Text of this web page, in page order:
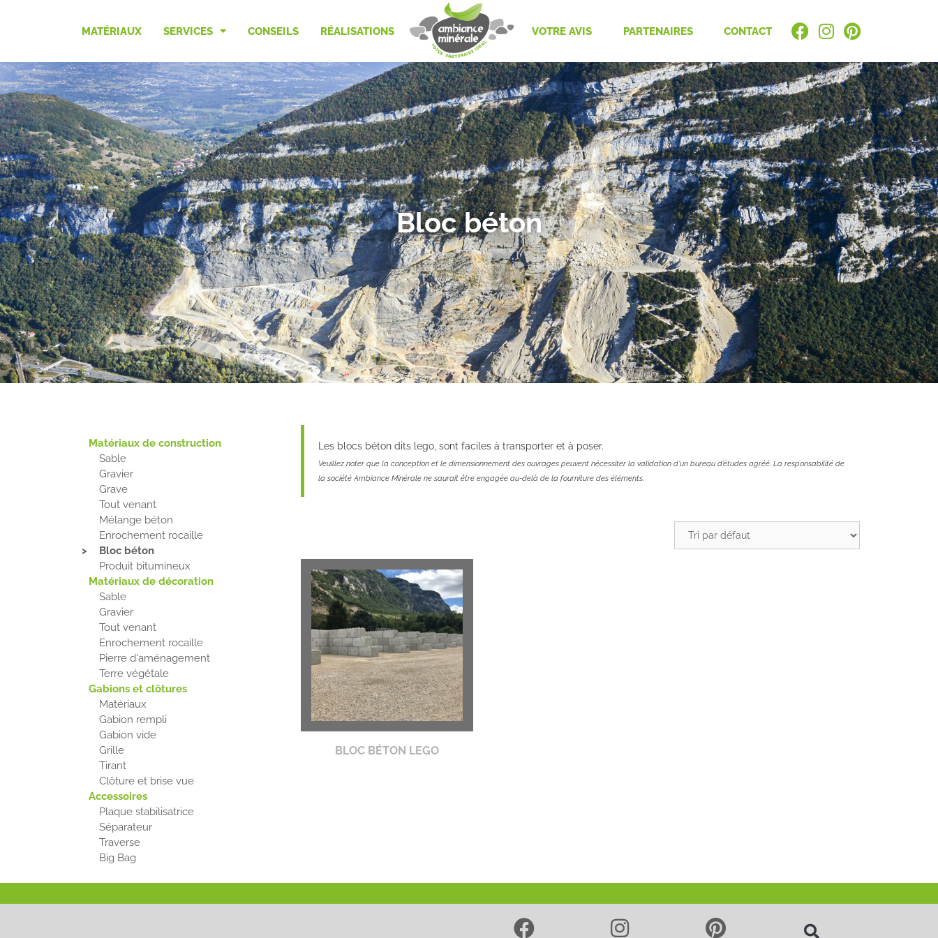
MATÉRIAUX SERVICES CONSEILS RÉALISATIONS VOTRE AVIS PARTENAIRES CONTACT
Bloc béton
Matériaux de construction
Sable
Gravier
Grave
Tout venant
Mélange béton
Enrochement rocaille
Bloc béton
Produit bitumineux
Matériaux de décoration
Sable
Gravier
Tout venant
Enrochement rocaille
Pierre d'aménagement
Terre végétale
Gabions et clôtures
Matériaux
Gabion rempli
Gabion vide
Grille
Tirant
Clôture et brise vue
Accessoires
Plaque stabilisatrice
Séparateur
Traverse
Big Bag
Les blocs béton dits lego, sont faciles à transporter et à poser.
Veuillez noter que la conception et le dimensionnement des ouvrages peuvent nécessiter la validation d’un bureau d’études agréé.La responsabilité de
la société Ambiance Minérale ne saurait être engagée au-delà de la fourniture des éléments.
BLOC BÉTON LEGO